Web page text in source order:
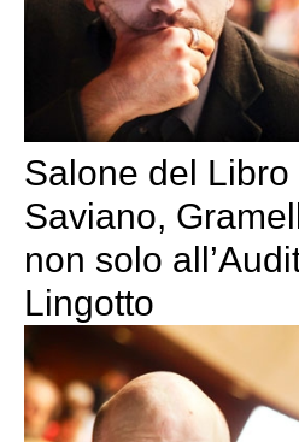
Salone del Libro
Saviano,
non solo
Lingotto